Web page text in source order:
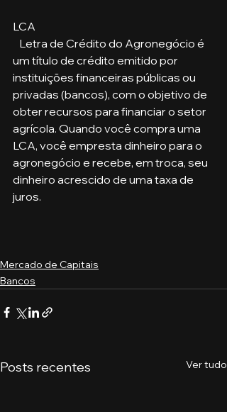
LCA
um título de crédito emitido por
instituições financeiras públicas ou
privadas (bancos), com o objetivo de
obter recursos para financiar o setor
agrícola. Quando você compra uma
LCA, você empresta dinheiro para o
agronegócio e recebe, em troca, seu
dinheiro acrescido de uma taxa de
juros.
Mercado de Capitais
Bancos
Posts recentes Ver tudo